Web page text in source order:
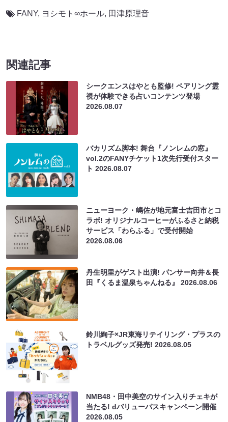
FANY, ヨシモト∞ホール, 田津原理音
関連記事
シークエンスはやとも監修! ペアリング霊
視が体験できる占いコンテンツ登場
2026.08.07
バカリズム脚本! 舞台『ノンレムの窓』
vol.2のFANYチケット1次先行受付スター
ト2026.08.07
ニューヨーク・嶋佐が地元富士吉田市とコ
ラボ! オリジナルコーヒーがふるさと納税
サービス「わらふる」で受付開始
2026.08.06
丹生明里がゲスト出演! パンサー向井＆長
田『くるま温泉ちゃんねる』2026.08.06
鈴川絢子×JR東海リテイリング・プラスの
トラベルグッズ発売!2026.08.05
NMB48・田中美空のサイン入りチェキが
当たる! dバリューパスキャンペーン開催
2026.08.05